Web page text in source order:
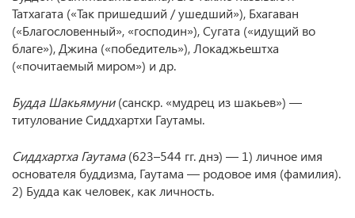
Татхагата («Так пришедший / ушедший»), Бхагаван
(«Благословенный», «господин»), Сугата («идущий во
благе»), Джина («победитель»), Локаджьештха
(«почитаемый миром») и др.
Будда Шакьямуни(санскр. «мудрец из шакьев») —
титулование Сиддхартхи Гаутамы.
Сиддхартха Гаутама(623–544 гг. днэ) — 1) личное имя
основателя буддизма, Гаутама — родовое имя (фамилия).
2) Будда как человек, как личность.